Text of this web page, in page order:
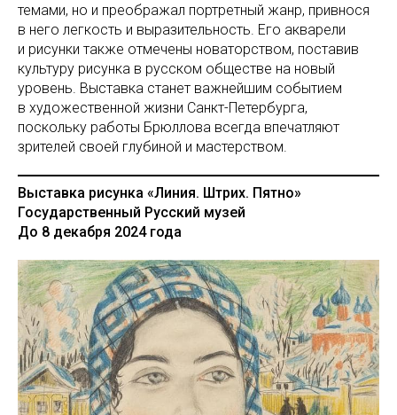
темами, но и преображал портретный жанр, привнося
в него легкость и выразительность. Его акварели
и рисунки также отмечены новаторством, поставив
культуру рисунка в русском обществе на новый
уровень. Выставка станет важнейшим событием
в художественной жизни Санкт-Петербурга,
поскольку работы Брюллова всегда впечатляют
зрителей своей глубиной и мастерством.
Выставка рисунка «Линия. Штрих. Пятно»
Государственный Русский музей
До 8 декабря 2024 года